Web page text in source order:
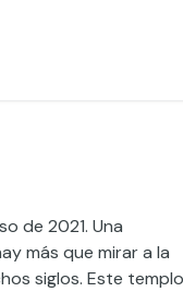
de 2021. Una
más que mirar a la
siglos. Este templo